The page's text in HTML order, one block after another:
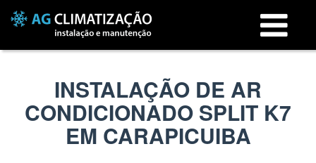
Menu
INSTALAÇÃO DE AR
CONDICIONADO SPLIT K7
EM CARAPICUIBA